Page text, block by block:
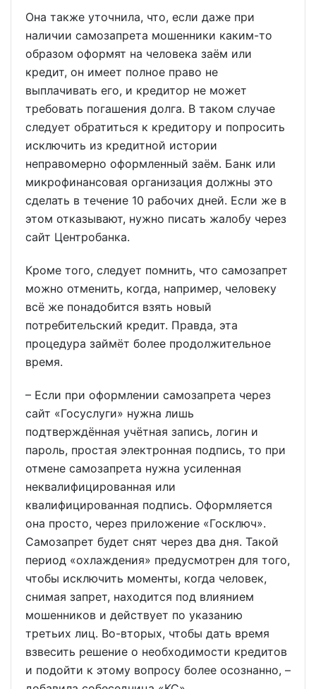
Она также уточнила, что, если даже при
наличии самозапрета мошенники каким-то
образом оформят на человека заём или
кредит, он имеет полное право не
выплачивать его, и кредитор не может
требовать погашения долга. В таком случае
следует обратиться к кредитору и попросить
исключить из кредитной истории
неправомерно оформленный заём. Банк или
микрофинансовая организация должны это
сделать в течение 10 рабочих дней. Если же в
этом отказывают, нужно писать жалобу через
сайт Центробанка.
Кроме того, следует помнить, что самозапрет
можно отменить, когда, например, человеку
всё же понадобится взять новый
потребительский кредит. Правда, эта
процедура займёт более продолжительное
время.
– Если при оформлении самозапрета через
сайт «Госуслуги» нужна лишь
подтверждённая учётная запись, логин и
пароль, простая электронная подпись, то при
отмене самозапрета нужна усиленная
неквалифицированная или
квалифицированная подпись. Оформляется
она просто, через приложение «Госключ».
Самозапрет будет снят через два дня. Такой
период «охлаждения» предусмотрен для того,
чтобы исключить моменты, когда человек,
снимая запрет, находится под влиянием
мошенников и действует по указанию
третьих лиц. Во-вторых, чтобы дать время
взвесить решение о необходимости кредитов
и подойти к этому вопросу более осознанно, –